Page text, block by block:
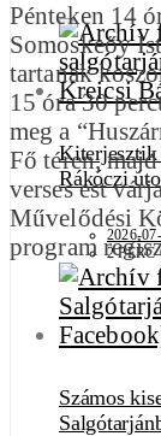
Kiterjesztik
Rákóczi
2026-
2 PERC
Számos
Pénteken 14
Somoskeőy
tartanak
15 óra 30
meg a
Fő téren,
verses est
Művelődési
program